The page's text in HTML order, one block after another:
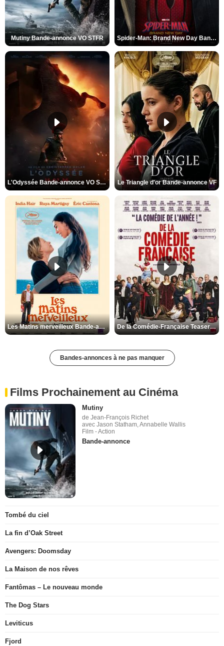
Mutiny Bande-annonce VO STFR Spider-Man: Brand New Day Bande-annonce VO STFR
L'Odyssée Bande-annonce VO STFR Le Triangle d'or Bande-annonce VF
Les Matins merveilleux Bande-annonce VF De la Comédie-Française Teaser VF
Bandes-annonces à ne pas manquer
Films Prochainement au Cinéma
Mutiny
de Jean-François Richet
avec Jason Statham, Annabelle Wallis
Film - Action
Bande-annonce
Tombé du ciel
La fin d’Oak Street
Avengers: Doomsday
La Maison de nos rêves
Fantômas – Le nouveau monde
The Dog Stars
Leviticus
Fjord